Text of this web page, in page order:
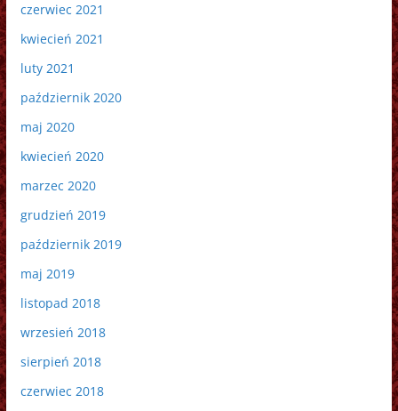
czerwiec 2021
kwiecień 2021
luty 2021
październik 2020
maj 2020
kwiecień 2020
marzec 2020
grudzień 2019
październik 2019
maj 2019
listopad 2018
wrzesień 2018
sierpień 2018
czerwiec 2018